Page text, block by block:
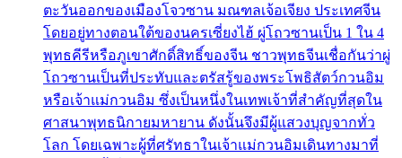
ตะวันออกของเมืองโจวซาน มณฑลเจ้อเจียง ประเทศจีน
โดยอยู่ทางตอนใต้ของนครเซี่ยงไฮ้ ผู่โถวซานเป็น 1 ใน 4
พุทธคีรีหรือภูเขาศักดิ์สิทธิ์ของจีน ชาวพุทธจีนเชื่อกันว่าผู่
โถวซานเป็นที่ประทับและตรัสรู้ของพระโพธิสัตว์กวนอิม
หรือเจ้าแม่กวนอิม ซึ่งเป็นหนึ่งในเทพเจ้าที่สำคัญที่สุดใน
ศาสนาพุทธนิกายมหายาน ดังนั้นจึงมีผู้แสวงบุญจากทั่ว
โลก โดยเฉพาะผู้ที่ศรัทธาในเจ้าแม่กวนอิมเดินทางมาที่